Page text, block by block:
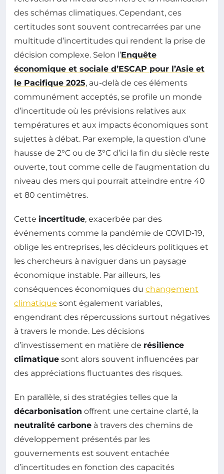
des schémas climatiques. Cependant, ces
certitudes sont souvent contrecarrées par une
multitude d’incertitudes qui rendent la prise de
décision complexe. Selon l’Enquête
économique et sociale d’ESCAP pour l’Asie et
le Pacifique 2025, au-delà de ces éléments
communément acceptés, se profile un monde
d’incertitude où les prévisions relatives aux
températures et aux impacts économiques sont
sujettes à débat. Par exemple, la question d’une
hausse de 2°C ou de 3°C d’ici la fin du siècle reste
ouverte, tout comme celle de l’augmentation du
niveau des mers qui pourrait atteindre entre 40
et 80 centimètres.
Cette incertitude, exacerbée par des
événements comme la pandémie de COVID-19,
oblige les entreprises, les décideurs politiques et
les chercheurs à naviguer dans un paysage
économique instable. Par ailleurs, les
conséquences économiques du changement
climatique sont également variables,
engendrant des répercussions surtout négatives
à travers le monde. Les décisions
d’investissement en matière de résilience
climatique sont alors souvent influencées par
des appréciations fluctuantes des risques.
En parallèle, si des stratégies telles que la
décarbonisation offrent une certaine clarté, la
neutralité carbone à travers des chemins de
développement présentés par les
gouvernements est souvent entachée
d’incertitudes en fonction des capacités